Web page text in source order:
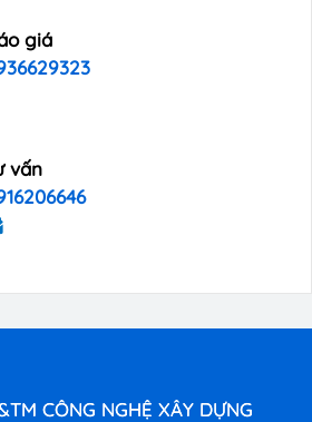
giá
vấn
CÔNG NGHỆ XÂY DỰNG